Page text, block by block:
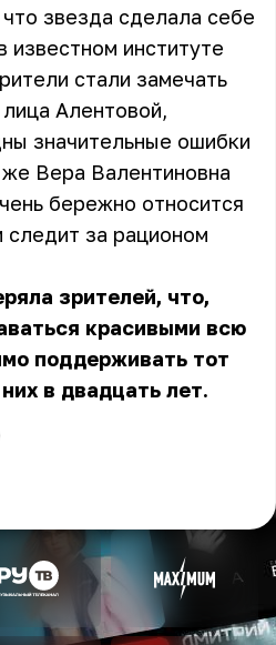
звезда сделала себе
известном институте
стали замечать
Алентовой,
значительные ошибки
Вера Валентиновна
бережно относится
за рационом
зрителей, что,
красивыми всю
поддерживать тот
в двадцать лет.